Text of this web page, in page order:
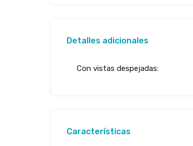
Detalles adicionales
Con vistas despejadas:
Características